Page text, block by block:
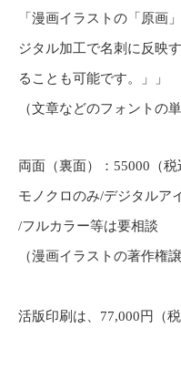
「漫画イラストの「原画
ジタル加工で名刺に反映
ることも可能です。」」
（文章などのフォントの
両面（裏面）：55000（税
モノクロのみ/デジタルア
/フルカラー等は要相談
（漫画イラストの著作権
活版印刷は、77,000円（